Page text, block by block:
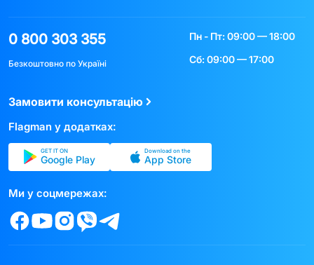
0 800 303 355
Безкоштовно по Україні
Пн - Пт: 09:00 — 18:00
Сб: 09:00 — 17:00
Замовити консультацію
Flagman у додатках:
GET IT ON
Google Play
Download on the
App Store
Ми у соцмережах: